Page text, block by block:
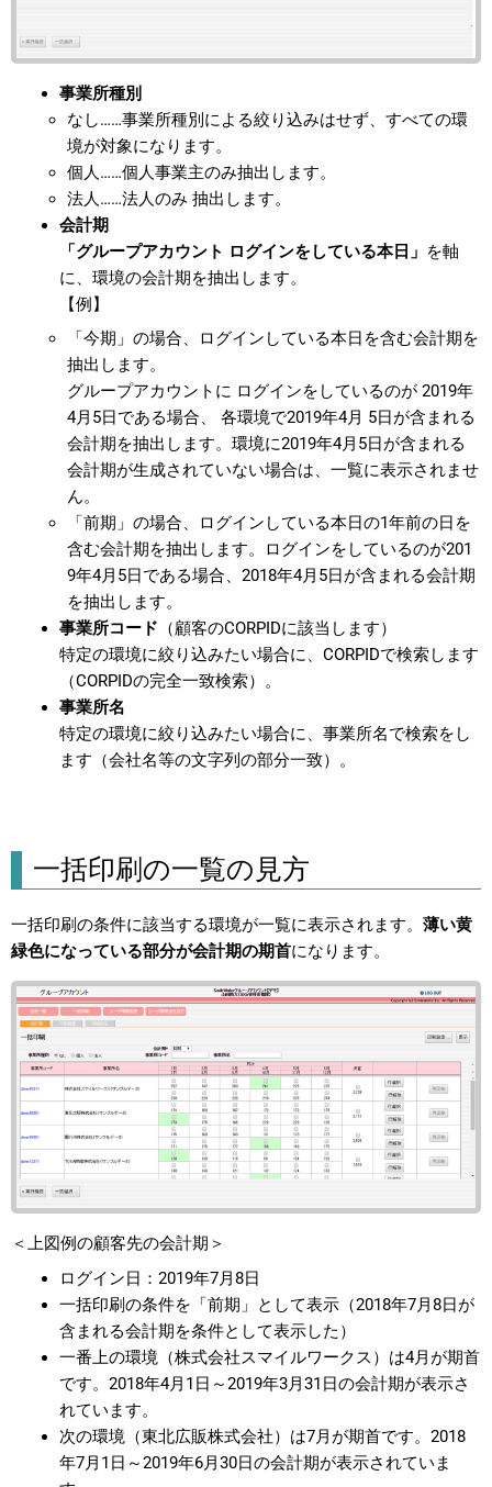
事業所種別
なし……事業所種別による絞り込みはせず、すべての環
境が対象になります。
個人……個人事業主のみ抽出します。
法人……法人のみ 抽出します。
会計期
「グループアカウント ログインをしている本日」 を軸
に、環境の会計期を抽出します。
【例】
「今期」の場合、ログインしている本日を含む会計期を
抽出します。
グループアカウントに ログインをしているのが 2019年
4月5日である場合、 各環境で2019年4月 5日が含まれる
会計期を抽出します。環境に2019年4月5日が含まれる
会計期が生成されていない場合は、一覧に表示されませ
ん。
「前期」の場合、ログインしている本日の1年前の日を
含む会計期を抽出します。ログインをしているのが201
9年4月5日である場合、2018年4月5日が含まれる会計期
を抽出します。
事業所コード （顧客のCORPIDに該当します）
特定の環境に絞り込みたい場合に、CORPIDで検索します
（CORPIDの完全一致検索）。
事業所名
特定の環境に絞り込みたい場合に、事業所名で検索をし
ます（会社名等の文字列の部分一致）。
一括印刷の一覧の見方
一括印刷の条件に該当する環境が一覧に表示されます。 薄い黄
緑色になっている部分が会計期の期首になります。
＜上図例の顧客先の会計期＞
ログイン日：2019年7月8日
一括印刷の条件を「前期」として表示（2018年7月8日が
含まれる会計期を条件として表示した）
一番上の環境（株式会社スマイルワークス）は4月が期首
です。2018年4月1日～2019年3月31日の会計期が表示さ
れています。
次の環境（東北広販株式会社）は7月が期首です。2018
年7月1日～2019年6月30日の会計期が表示されていま